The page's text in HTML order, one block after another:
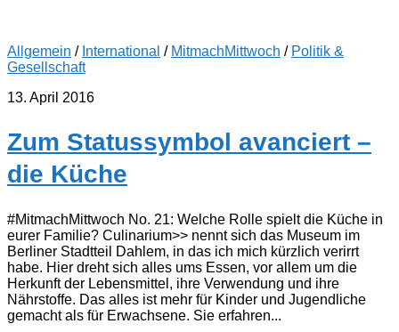
Allgemein / International / MitmachMittwoch / Politik &
Gesellschaft
13. April 2016
Zum Statussymbol avanciert –
die Küche
#MitmachMittwoch No. 21: Welche Rolle spielt die Küche in
eurer Familie? Culinarium>> nennt sich das Museum im
Berliner Stadtteil Dahlem, in das ich mich kürzlich verirrt
habe. Hier dreht sich alles ums Essen, vor allem um die
Herkunft der Lebensmittel, ihre Verwendung und ihre
Nährstoffe. Das alles ist mehr für Kinder und Jugendliche
gemacht als für Erwachsene. Sie erfahren...